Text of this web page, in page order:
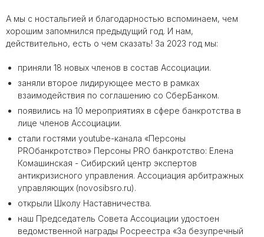
А мы с ностальгией и благодарностью вспоминаем, чем
хорошим запомнился предыдущий год. И нам,
действительно, есть о чем сказать! За 2023 год мы:
приняли 18 новых членов в состав Ассоциации.
заняли второе лидирующее место в рамках
взаимодействия по соглашению со СберБанком.
появились на 10 мероприятиях в сфере банкротства в
лице членов Ассоциации.
стали гостями youtube-канала «Персоны
PROбанкротство» Персоны PRO банкротство: Елена
Комашинская - Сибирский центр экспертов
антикризисного управления. Ассоциация арбитражных
управляющих (novosibsro.ru).
открыли Школу Наставничества.
наш Председатель Совета Ассоциации удостоен
ведомственной награды Росреестра «За безупречный